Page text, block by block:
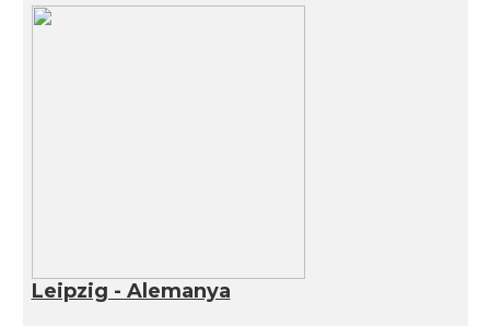
Leipzig - Alemanya